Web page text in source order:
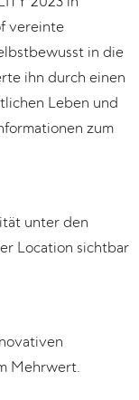
vereinte
in die
ihn durch einen
Leben und
zum
unter den
Location sichtbar
Mehrwert.